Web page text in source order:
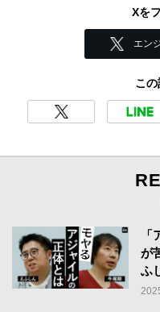
Xを
エン
こ
が
ふ